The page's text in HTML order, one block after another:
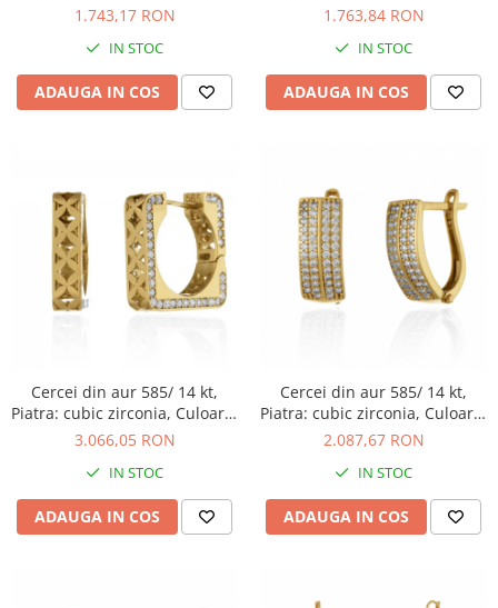
1.743,17 RON
IN STOC
ADAUGA IN COS
1.763,84 RON
IN STOC
ADAUGA IN COS
Cercei din aur 585/ 14 kt,
Piatra: cubic zirconia, Culoare:
transparenta
3.066,05 RON
IN STOC
ADAUGA IN COS
Cercei din aur 585/ 14 kt,
Piatra: cubic zirconia, Culoare:
transparenta
2.087,67 RON
IN STOC
ADAUGA IN COS